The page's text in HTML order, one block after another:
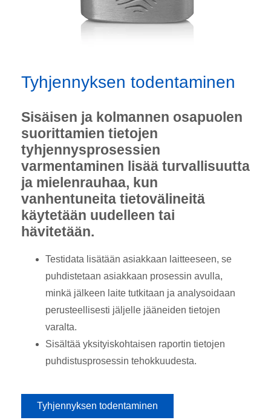
Tyhjennyksen todentaminen
Sisäisen ja kolmannen osapuolen
suorittamien tietojen
tyhjennysprosessien
varmentaminen lisää turvallisuutta
ja mielenrauhaa, kun
vanhentuneita tietovälineitä
käytetään uudelleen tai
hävitetään.
Testidata lisätään asiakkaan laitteeseen, se
puhdistetaan asiakkaan prosessin avulla,
minkä jälkeen laite tutkitaan ja analysoidaan
perusteellisesti jäljelle jääneiden tietojen
varalta.
Sisältää yksityiskohtaisen raportin tietojen
puhdistusprosessin tehokkuudesta.
Tyhjennyksen todentaminen